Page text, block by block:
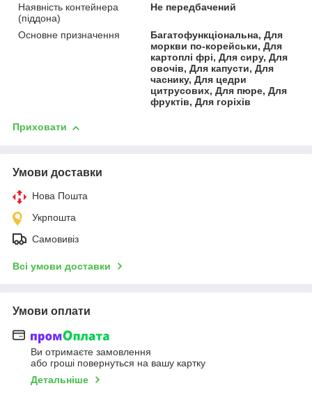
Наявність контейнера
(піддона)
Не передбачений
Основне призначення
Багатофункціональна, Для
моркви по-корейськи, Для
картоплі фрі, Для сиру, Для
овочів, Для капусти, Для
часнику, Для цедри
цитрусових, Для пюре, Для
фруктів, Для горіхів
Приховати
Умови доставки
Нова Пошта
Укрпошта
Самовивіз
Всі умови доставки
Умови оплати
Ви отримаєте замовлення
або гроші повернуться на вашу картку
Детальніше